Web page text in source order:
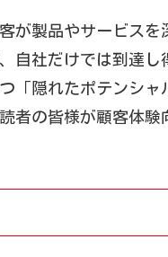
が製品やサービスを
自社だけでは到達し
「隠れたポテンシャ
者の皆様が顧客体験